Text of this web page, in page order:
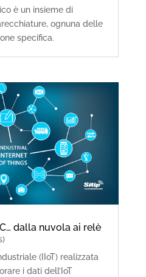
è un insieme di
ognuna delle
specifica.
dalla nuvola ai relè
(IIoT) realizzata
i dati dell’IoT